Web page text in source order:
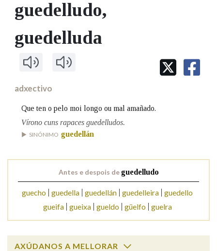
MARCIAL DEL ADALID
BAZÁN
FIGURAS HOMENAXEADAS
60 ANOS DLG
PRIMAVERA DAS LETRAS
PORTAL DAS PALABRAS
Facebook
TwitterYoutubeInstagram
Bluesky
BUSCAR NOS LEMAS
Comeza por
Remata por
Contén
Nas definicións
Nos exemplos
Na fraseoloxía
guedelludo,
guedelluda
adxectivo
Que ten o pelo moi longo ou mal amañado.
Vírono cuns rapaces guedelludos.
SINÓNIMO guedellán
Antes e despois deguedelludo
guecho guedella guedellán guedelleira guedello
gueifa
gueixa gueldo güelfo guelra
AXÚDANOS A MELLORAR